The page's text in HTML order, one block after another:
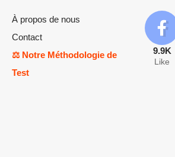
À propos de nous
Contact
⚖️ Notre Méthodologie de
Test
9.9K
Like